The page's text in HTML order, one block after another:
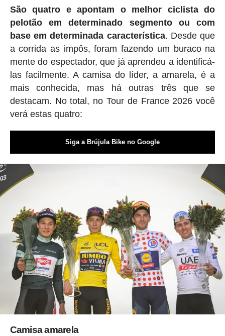
São quatro e apontam o melhor ciclista do
pelotão em determinado segmento ou com
base em determinada característica. Desde que
a corrida as impôs, foram fazendo um buraco na
mente do espectador, que já aprendeu a identificá-
las facilmente. A camisa do líder, a amarela, é a
mais conhecida, mas há outras três que se
destacam. No total, no Tour de France 2026 você
verá estas quatro:
Siga a Brújula Bike no Google
Camisa amarela